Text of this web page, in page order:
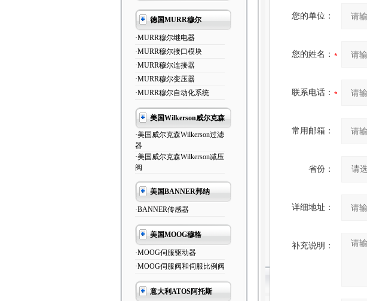
德国MURR穆尔
·MURR穆尔继电器
·MURR穆尔接口模块
·MURR穆尔连接器
·MURR穆尔变压器
·MURR穆尔自动化系统
美国Wilkerson威尔克森
·美国威尔克森Wilkerson过滤
器
·美国威尔克森Wilkerson减压
阀
美国BANNER邦纳
·BANNER传感器
美国MOOG穆格
·MOOG伺服驱动器
·MOOG伺服阀和伺服比例阀
意大利ATOS阿托斯
您的单位：
您的姓名：
联系电话：
常用邮箱：
省份：
详细地址：
补充说明：